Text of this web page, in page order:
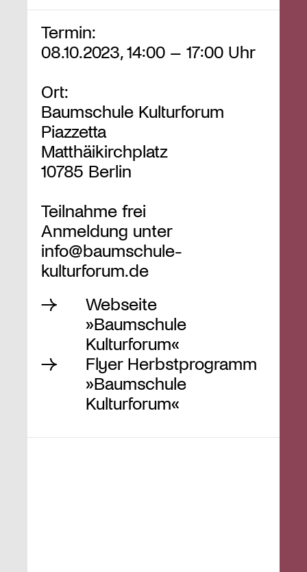
Termin:
08.10.2023, 14:00 – 17:00 Uhr
Ort:
Baumschule Kulturforum
Piazzetta
Matthäikirchplatz
10785 Berlin
Teilnahme frei
Anmeldung unter
info@baumschule-
kulturforum.de
Webseite
»Baumschule
Kulturforum«
Flyer Herbstprogramm
»Baumschule
Kulturforum«